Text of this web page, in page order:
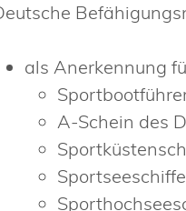
als Anerkennung
A-Schein des